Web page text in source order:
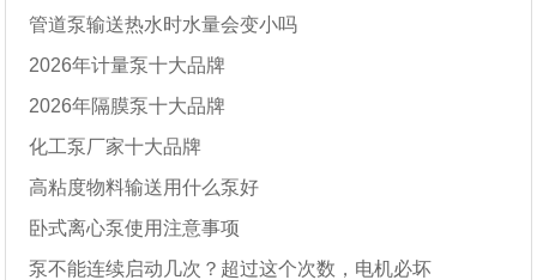
管道泵输送热水时水量会变小吗
2026年计量泵十大品牌
2026年隔膜泵十大品牌
化工泵厂家十大品牌
高粘度物料输送用什么泵好
卧式离心泵使用注意事项
泵不能连续启动几次？超过这个次数，电机必坏